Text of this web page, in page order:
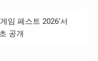
임 페스트 2026’서
공개